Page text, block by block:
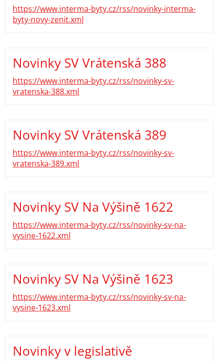
https://www.interma-byty.cz/rss/novinky-interma-
byty-novy-zenit.xml
Novinky SV Vrátenská 388
https://www.interma-byty.cz/rss/novinky-sv-
vratenska-388.xml
Novinky SV Vrátenská 389
https://www.interma-byty.cz/rss/novinky-sv-
vratenska-389.xml
Novinky SV Na Výšině 1622
https://www.interma-byty.cz/rss/novinky-sv-na-
vysine-1622.xml
Novinky SV Na Výšině 1623
https://www.interma-byty.cz/rss/novinky-sv-na-
vysine-1623.xml
Novinky v legislativě